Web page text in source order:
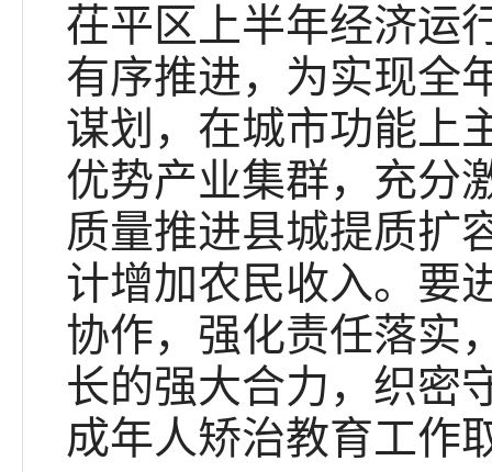
茌平区上半年经济运
有序推进，为实现全
谋划，在城市功能上
优势产业集群，充分
质量推进县城提质扩
计增加农民收入。要
协作，强化责任落实
长的强大合力，织密
成年人矫治教育工作